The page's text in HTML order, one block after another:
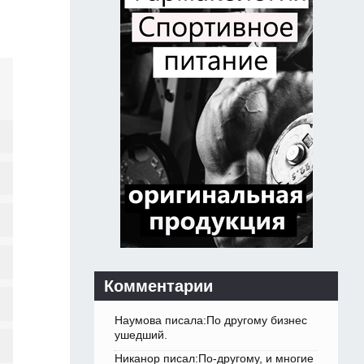
Комментарии
Наумова писала:По другому бизнес
ушедший.
Никанор писал:По-другому, и многие